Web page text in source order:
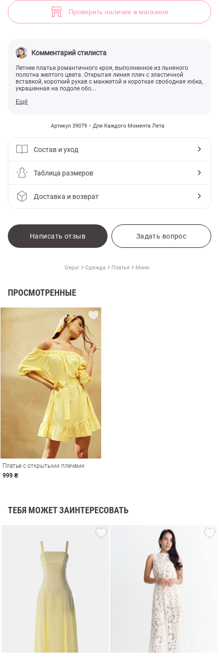
Проверить наличие в магазине
Комментарий стилиста
Летнее платье романтичного кроя, выполненное из льняного
полотна желтого цвета. Открытая линия плеч с эластичной
вставкой, короткий рукав с манжетой и короткая свободная юбка,
украшенная на подоле обо...
Ещё
Артикул 39079 Для Каждого Момента Лета
Состав и уход
Таблица размеров
Доставка и возврат
Написать отзыв Задать вопрос
Gepur Одежда Платья Мини
ПРОСМОТРЕННЫЕ
Платье с открытыми плечами
999 ₴
ТЕБЯ МОЖЕТ ЗАИНТЕРЕСОВАТЬ
Платье с открытыми плечами (арт. 39079) ♡ интернет-магазин